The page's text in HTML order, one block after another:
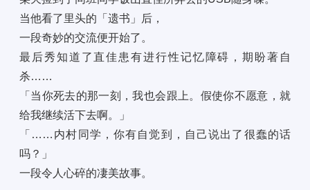
当他看了里头的「遗书」后，
一段奇妙的交流便开始了。
最后秀知道了直佳患有进行性记忆障碍，期盼著自
杀……
「当你死去的那一刻，我也会跟上。假使你不愿意，就
给我继续活下去啊。」
「……内村同学，你有自觉到，自己说出了很蠢的话
吗？」
一段令人心碎的凄美故事。